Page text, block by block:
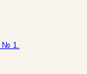
№ 1.